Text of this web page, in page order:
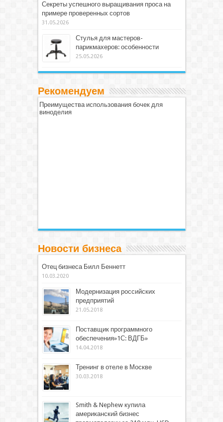
Секреты успешного выращивания проса на
примере проверенных сортов
31.05.2026
Стулья для мастеров-
парикмахеров: особенности
25.05.2026
Рекомендуем
Преимущества использования бочек для
виноделия
Новости бизнеса
Отец бизнеса Билл Беннетт
10.03.2020
Модернизация российских
предприятий
21.05.2018
Поставщик программного
обеспечения»1С: ВДГБ»
14.04.2018
Тренинг в отеле в Москве
30.03.2018
Smith & Nephew купила
американский бизнес